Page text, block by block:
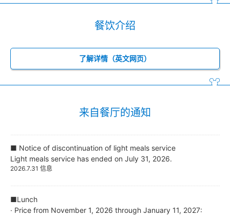
餐饮介绍
了解详情（英文网页）
来自餐厅的通知
■ Notice of discontinuation of light meals service
Light meals service has ended on July 31, 2026.
2026.7.31 信息
■Lunch
· Price from November 1, 2026 through January 11, 2027: